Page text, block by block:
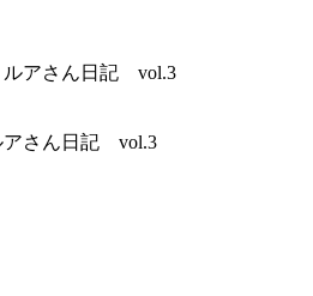
さん日記 vol.3